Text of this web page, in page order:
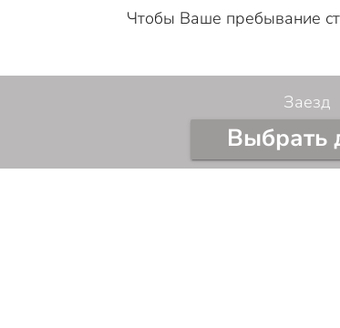
Чтобы Ваше пребывание
Заезд
Выбрать